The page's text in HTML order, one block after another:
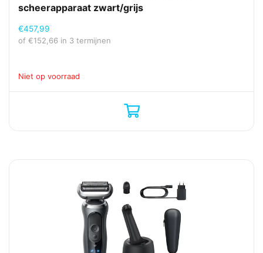
scheerapparaat zwart/grijs
€457,99
of €152,66 in 3 termijnen
Niet op voorraad